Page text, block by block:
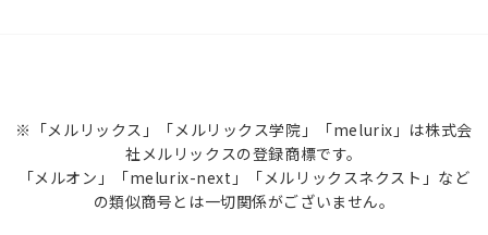
※「メルリックス」「メルリックス学院」「melurix」は株式会
社メルリックスの登録商標です。
「メルオン」「melurix-next」「メルリックスネクスト」など
の類似商号とは一切関係がございません。